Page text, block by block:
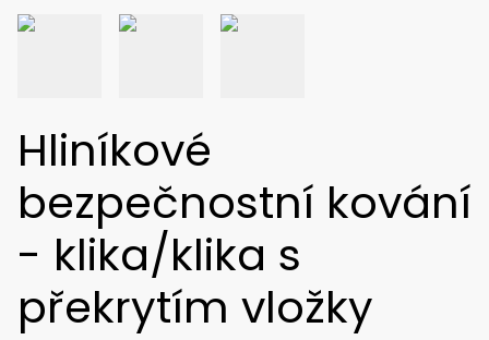
Hliníkové
bezpečnostní kování
- klika/klika s
překrytím vložky